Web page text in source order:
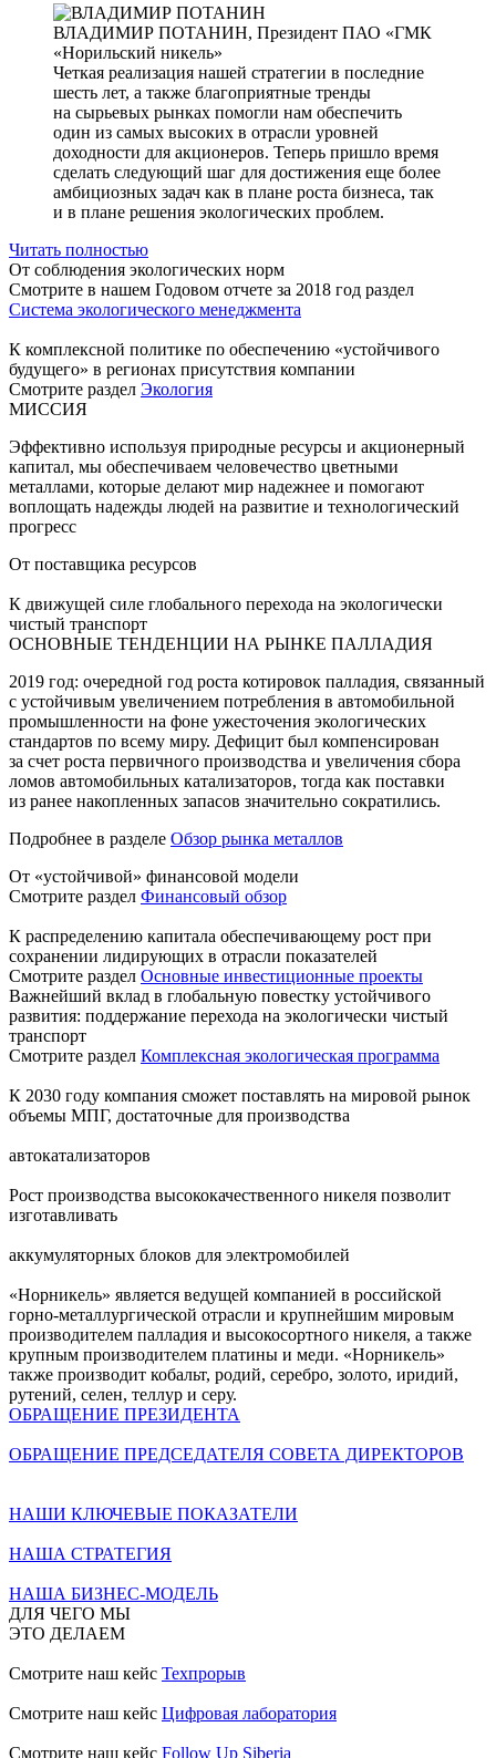
ВЛАДИМИР ПОТАНИН, Президент ПАО «ГМК
«Норильский никель»
Четкая реализация нашей стратегии в последние
шесть лет, а также благоприятные тренды
на сырьевых рынках помогли нам обеспечить
один из самых высоких в отрасли уровней
доходности для акционеров. Теперь пришло время
сделать следующий шаг для достижения еще более
амбициозных задач как в плане роста бизнеса, так
и в плане решения экологических проблем.
Читать полностью
От соблюдения экологических норм
Смотрите в нашем Годовом отчете за 2018 год раздел
Система экологического менеджмента
К комплексной политике по обеспечению «устойчивого
будущего» в регионах присутствия компании
Смотрите раздел Экология
МИССИЯ
Эффективно используя природные ресурсы и акционерный
капитал, мы обеспечиваем человечество цветными
металлами, которые делают мир надежнее и помогают
воплощать надежды людей на развитие и технологический
прогресс
От поставщика ресурсов
К движущей силе глобального перехода на экологически
чистый транспорт
ОСНОВНЫЕ ТЕНДЕНЦИИ НА РЫНКЕ ПАЛЛАДИЯ
2019 год: очередной год роста котировок палладия, связанный
с устойчивым увеличением потребления в автомобильной
промышленности на фоне ужесточения экологических
стандартов по всему миру. Дефицит был компенсирован
за счет роста первичного производства и увеличения сбора
ломов автомобильных катализаторов, тогда как поставки
из ранее накопленных запасов значительно сократились.
Подробнее в разделе Обзор рынка металлов
От «устойчивой» финансовой модели
Смотрите раздел Финансовый обзор
К распределению капитала обеспечивающему рост при
сохранении лидирующих в отрасли показателей
Смотрите раздел Основные инвестиционные проекты
Важнейший вклад в глобальную повестку устойчивого
развития: поддержание перехода на экологически чистый
транспорт
Смотрите раздел Комплексная экологическая программа
К 2030 году компания сможет поставлять на мировой рынок
объемы МПГ, достаточные для производства
автокатализаторов
Рост производства высококачественного никеля позволит
изготавливать
аккумуляторных блоков для электромобилей
«Норникель» является ведущей компанией в российской
горно-металлургической отрасли и крупнейшим мировым
производителем палладия и высокосортного никеля, а также
крупным производителем платины и меди. «Норникель»
также производит кобальт, родий, серебро, золото, иридий,
рутений, селен, теллур и серу.
ОБРАЩЕНИЕ ПРЕЗИДЕНТА
ОБРАЩЕНИЕ ПРЕДСЕДАТЕЛЯ СОВЕТА ДИРЕКТОРОВ
НАШИ КЛЮЧЕВЫЕ ПОКАЗАТЕЛИ
НАША СТРАТЕГИЯ
НАША БИЗНЕС-МОДЕЛЬ
ДЛЯ ЧЕГО МЫ
ЭТО ДЕЛАЕМ
Смотрите наш кейс Техпрорыв
Смотрите наш кейс Цифровая лаборатория
Смотрите наш кейс Follow Up Siberia